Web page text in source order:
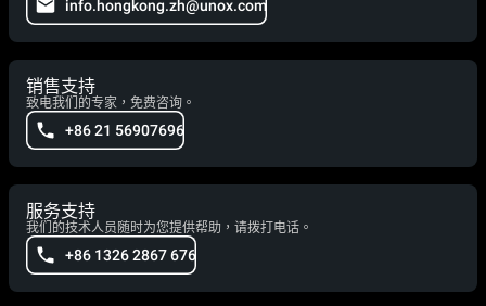
info.hongkong.zh@unox.com
销售支持
致电我们的专家，免费咨询。
+86 21 56907696
服务支持
我们的技术人员随时为您提供帮助，请拨打电话。
+86 1326 2867 676